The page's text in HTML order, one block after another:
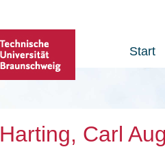
Start
Harting, Carl